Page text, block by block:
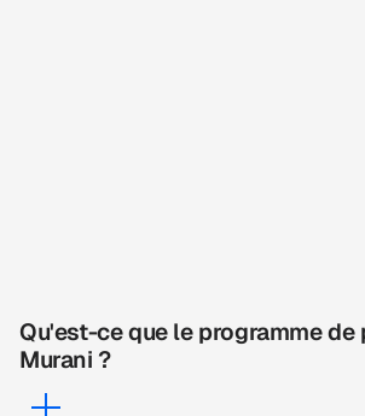
Qu'est-ce que le programme de
Murani ?